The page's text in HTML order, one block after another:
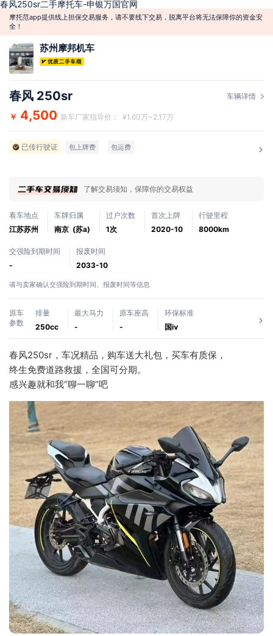
春风250sr二手摩托车-申银万国官网
摩托范app提供线上担保交易服务，请不要线下交易，脱离平台将无法保障你的资金安
全！
苏州摩邦机车
春风 250sr 车辆详情
￥ 4,500 新车厂家指导价： ¥1.60万~2.17万
已传行驶证 包上牌费 包运费
了解交易须知，保障你的交易权益
看车地点
江苏苏州
车牌归属
南京 (苏a)
过户次数
1次
首次上牌
2020-10
行驶里程
8000km
交强险到期时间
-
报废时间
2033-10
请与卖家确认交强险到期时间、报废时间等信息
原车
参数
排量
250cc
最大马力
-
原车座高
-
环保标准
国ⅳ
春风250sr，车况精品，购车送大礼包，买车有质保，
终生免费道路救援，全国可分期。
感兴趣就和我“聊一聊”吧